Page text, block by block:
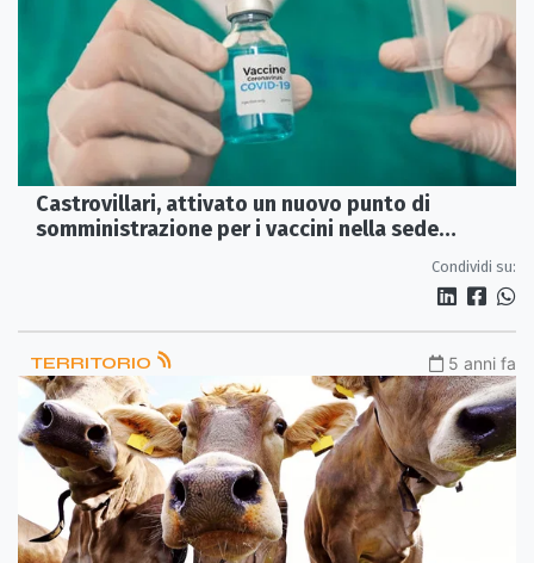
Castrovillari, attivato un nuovo punto di
somministrazione per i vaccini nella sede
Condividi su:
TERRITORIO 5 anni fa